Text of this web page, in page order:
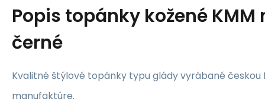
Popis topánky kožené KMM
černé
Kvalitné štýlové topánky typu glády vyrábané českou
manufaktúre.